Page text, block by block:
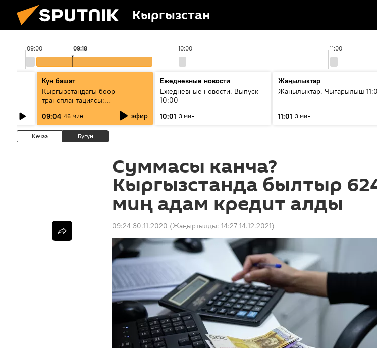
Кыргызстан
09:00 10:00 11:00
09:18
Күн башат
Кыргызстандагы боор
трансплантациясы:
жетишкендиктер жана өнүгүү
келечеги
09:04 46 мин эфир
Ежедневные новости
Ежедневные новости. Выпуск
10:00
10:01 3 мин
Жаңылыктар
Жаңылыктар. Чыгарылыш
11:01 3 мин
Кечээ Бүгүн
Суммасы канча?
Кыргызстанда былтыр
миң адам кредит алды
09:24 30.11.2020 (Жаңыртылды: 14:27 14.12.2021)